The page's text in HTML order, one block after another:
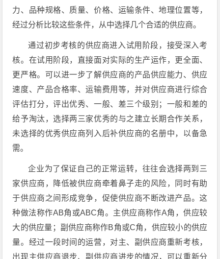
力、品种规格、质量、价格、运输条件、地理位置等，
经过分析比较这些条件，从中选择几个合适的供应商。
通过初步考核的供应商进入试用阶段，接受深入考
核。在试用阶段，直接面对实际的生产运作，更全面、
更严格。可以进一步了解供应商的产品供应能力、供应
速度、产品合格率、运输费用等，并对供应商进行综合
评估打分，评出优秀、一般、差三个级别；一般和差的
给予淘汰，选择两三家优秀的与之建立长期合作关系，
未选择的优秀供应商列入后补供应商的名册中，以备急
需。
企业为了保证自己的正常运转，往往会选择两到三
家供应商，降低被供应商牵着鼻子走的风险，同时有助
于供应商之间形成竞争，促使供应商不断改进产品。这
种做法称作AB角或ABC角。主供应商称作A角，供应较
大的供应量；副供应商称作B角或C角，供应较小的供应
量。经过一段时间的运营，对主、副供应商重新考核，
出现主供应商退步、副供应商进步的情况，可以重新分